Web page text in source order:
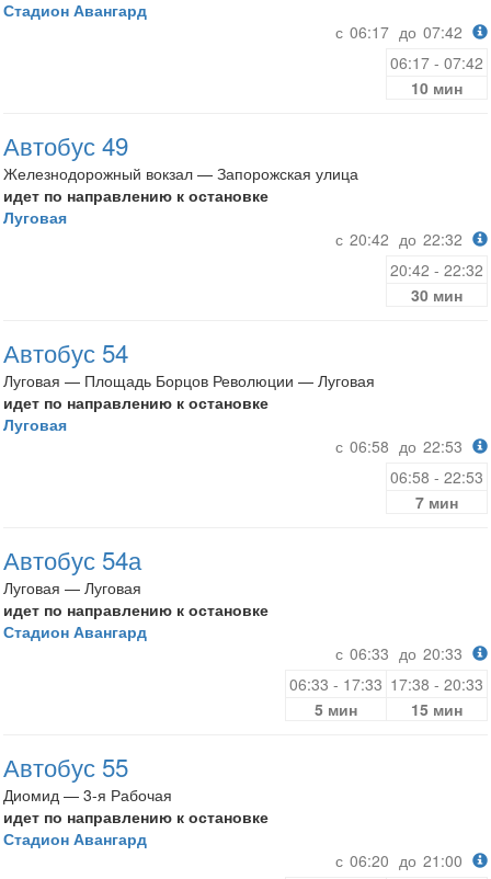
Стадион Авангард
с 06:17 до 07:42
06:17 - 07:42
10 мин
Автобус 49
Железнодорожный вокзал — Запорожская улица
идет по направлению к остановке
Луговая
с 20:42 до 22:32
20:42 - 22:32
30 мин
Автобус 54
Луговая — Площадь Борцов Революции — Луговая
идет по направлению к остановке
Луговая
с 06:58 до 22:53
06:58 - 22:53
7 мин
Автобус 54а
Луговая — Луговая
идет по направлению к остановке
Стадион Авангард
с 06:33 до 20:33
06:33 - 17:33 17:38 - 20:33
5 мин
15 мин
Автобус 55
Диомид — 3-я Рабочая
идет по направлению к остановке
Стадион Авангард
с 06:20 до 21:00